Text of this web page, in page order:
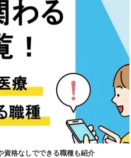
資格なしでできる職種も紹介